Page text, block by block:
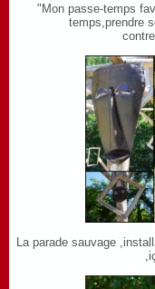
"Mon passe-temps
temps,prendre
La parade sauvage